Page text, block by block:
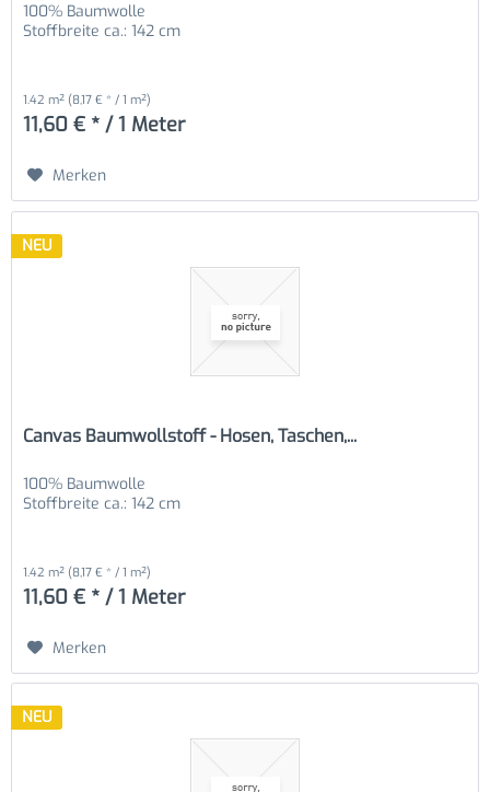
100% Baumwolle
Stoffbreite ca.: 142 cm
1.42 m² (8,17 € * / 1 m²)
11,60 € * / 1 Meter
Merken
NEU
Canvas Baumwollstoff - Hosen, Taschen,...
100% Baumwolle
Stoffbreite ca.: 142 cm
1.42 m² (8,17 € * / 1 m²)
11,60 € * / 1 Meter
Merken
NEU